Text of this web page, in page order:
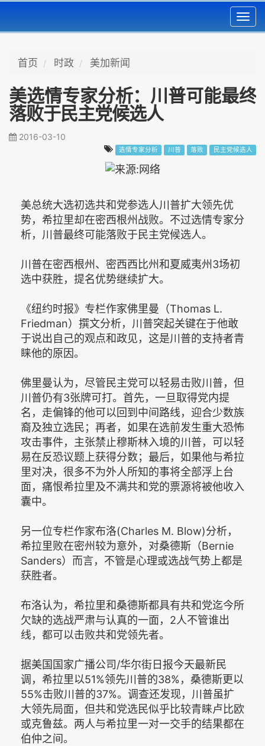
首页 时政 美加新闻
美选情专家分析：川普可能最终
落败于民主党候选人
2016-03-10
选情专家分析 川普 落败 民主党候选人
美总统大选初选共和党参选人川普扩大领先优
势，希拉里却在密西根州战败。不过选情专家分
析，川普最终可能落败于民主党候选人。
川普在密西根州、密西西比州和夏威夷州3场初
选中获胜，提名优势继续扩大。
《纽约时报》专栏作家佛里曼（Thomas L.
Friedman）撰文分析，川普突起关键在于他敢
于说出自己的观点和政见，这是川普的支持者青
睐他的原因。
佛里曼认为，尽管民主党可以轻易击败川普，但
川普仍有3张牌可打。首先，一旦取得党内提
名，走偏锋的他可以回到中间路线，迎合少数族
裔及独立选民；再者，如果在选前发生重大恐怖
攻击事件，主张禁止穆斯林入境的川普，可以轻
易在反恐议题上获得分数；最后，如果他与希拉
里对决，很多不为外人所知的事将全部浮上台
面，痛恨希拉里及不满共和党的票源将被他收入
囊中。
另一位专栏作家布洛(Charles M. Blow)分析，
希拉里败在密州较为意外，对桑德斯（Bernie
Sanders）而言，不管是心理或选战气势上都是
获胜者。
布洛认为，希拉里和桑德斯都具有共和党迄今所
欠缺的选战严肃与认真的一面，2人不管谁出
线，都可以击败共和党领先者。
据美国国家广播公司/华尔街日报今天最新民
调，希拉里以51%领先川普的38%，桑德斯更以
55%击败川普的37%。调查还发现，川普虽扩
大领先局面，但共和党选民似乎比较青睐卢比欧
或克鲁兹。两人与希拉里一对一交手的结果都在
伯仲之间。